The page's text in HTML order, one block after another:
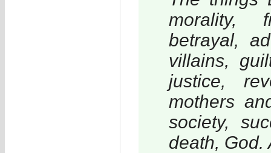
morality,
betrayal,
villains,
justice,
mothers
society,
death, God.